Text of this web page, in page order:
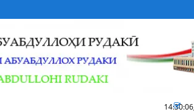
14:30:07,